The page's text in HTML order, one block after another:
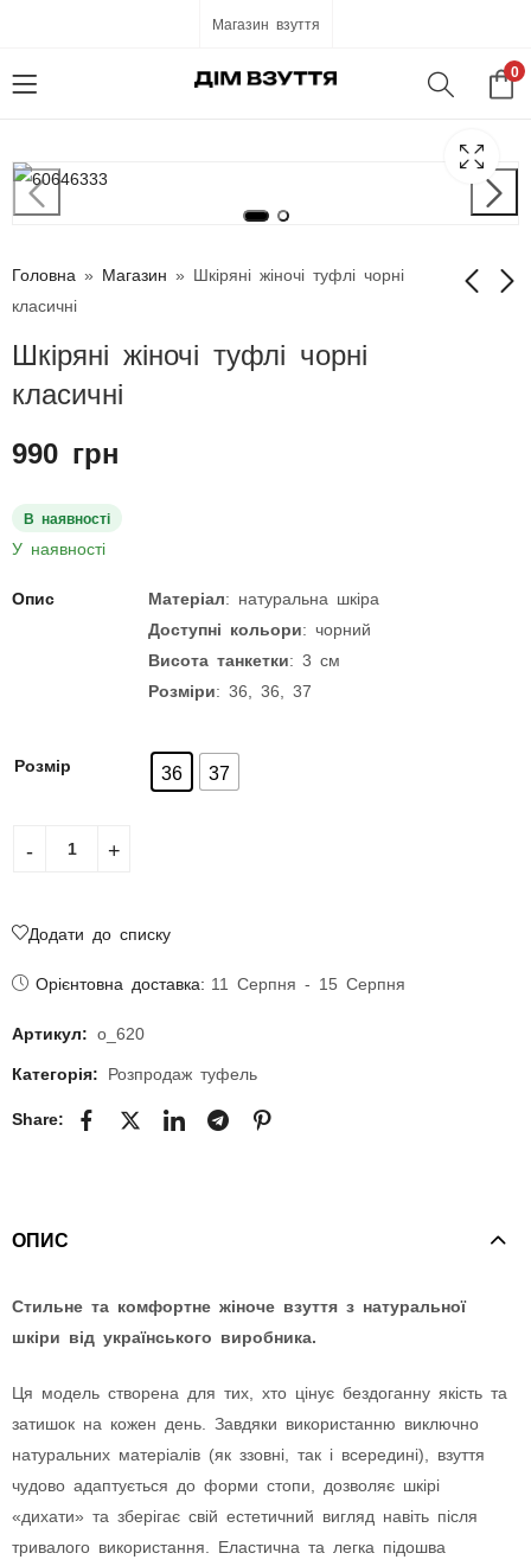
Магазин взуття
0
Головна » Магазин » Шкіряні жіночі туфлі чорні
класичні
Шкіряні жіночі туфлі чорні
класичні
Шкіряні жіночі туфлі
990 грн
В наявності
У наявності
Опис Матеріал: натуральна шкіра
Доступні кольори: чорний
Висота танкетки: 3 см
Розміри: 36, 36, 37
Розмір 36 37
Додати до списку
Орієнтовна доставка: 11 Серпня - 15 Серпня
Артикул: о_620
Категорія: Розпродаж туфель
Share:
ОПИС
Стильне та комфортне жіноче взуття з натуральної
шкіри від українського виробника.
Ця модель створена для тих, хто цінує бездоганну якість та
затишок на кожен день. Завдяки використанню виключно
натуральних матеріалів (як ззовні, так і всередині), взуття
чудово адаптується до форми стопи, дозволяє шкірі
«дихати» та зберігає свій естетичний вигляд навіть після
тривалого використання. Еластична та легка підошва